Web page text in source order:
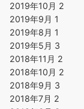
2019年10月 2
2019年9月 1
2019年8月 1
2019年5月 3
2018年11月 2
2018年10月 2
2018年9月 3
2018年7月 2